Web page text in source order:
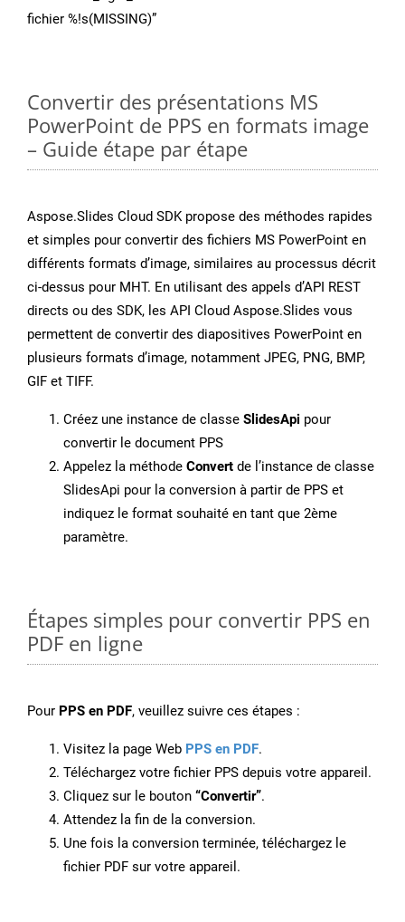
fichier %!s(MISSING)”
Convertir des présentations MS
PowerPoint de PPS en formats image
– Guide étape par étape
Aspose.Slides Cloud SDK propose des méthodes rapides
et simples pour convertir des fichiers MS PowerPoint en
différents formats d’image, similaires au processus décrit
ci-dessus pour MHT. En utilisant des appels d’API REST
directs ou des SDK, les API Cloud Aspose.Slides vous
permettent de convertir des diapositives PowerPoint en
plusieurs formats d’image, notamment JPEG, PNG, BMP,
GIF et TIFF.
Créez une instance de classe SlidesApi pour
convertir le document PPS
Appelez la méthode Convert de l’instance de classe
SlidesApi pour la conversion à partir de PPS et
indiquez le format souhaité en tant que 2ème
paramètre.
Étapes simples pour convertir PPS en
PDF en ligne
Pour PPS en PDF, veuillez suivre ces étapes :
Visitez la page Web PPS en PDF.
Téléchargez votre fichier PPS depuis votre appareil.
Cliquez sur le bouton “Convertir”.
Attendez la fin de la conversion.
Une fois la conversion terminée, téléchargez le
fichier PDF sur votre appareil.